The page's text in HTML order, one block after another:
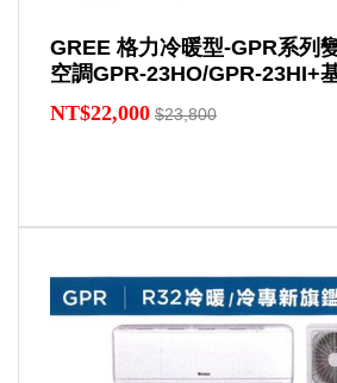
GREE 格力冷暖型-GPR系列
空調GPR-23HO/GPR-23HI+
NT$22,000 $23,800